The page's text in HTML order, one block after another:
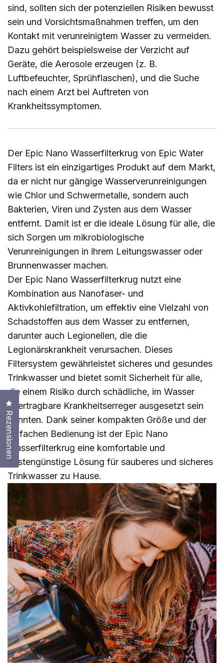
sind, sollten sich der potenziellen Risiken bewusst
sein und Vorsichtsmaßnahmen treffen, um den
Kontakt mit verunreinigtem Wasser zu vermeiden.
Dazu gehört beispielsweise der Verzicht auf
Geräte, die Aerosole erzeugen (z. B.
Luftbefeuchter, Sprühflaschen), und die Suche
nach einem Arzt bei Auftreten von
Krankheitssymptomen.
Der Epic Nano Wasserfilterkrug von Epic Water
Filters ist ein einzigartiges Produkt auf dem Markt,
da er nicht nur gängige Wasserverunreinigungen
wie Chlor und Schwermetalle, sondern auch
Bakterien, Viren und Zysten aus dem Wasser
entfernt. Damit ist er die ideale Lösung für alle, die
sich Sorgen um mikrobiologische
Verunreinigungen in ihrem Leitungswasser oder
Brunnenwasser machen.
Der Epic Nano Wasserfilterkrug nutzt eine
Kombination aus Nanofaser- und
Aktivkohlefiltration, um effektiv eine Vielzahl von
Schadstoffen aus dem Wasser zu entfernen,
darunter auch Legionellen, die die
Legionärskrankheit verursachen. Dieses
Filtersystem gewährleistet sicheres und gesundes
Trinkwasser und bietet somit Sicherheit für alle,
die einem Risiko durch schädliche, im Wasser
übertragbare Krankheitserreger ausgesetzt sein
könnten. Dank seiner kompakten Größe und der
einfachen Bedienung ist der Epic Nano
Wasserfilterkrug eine komfortable und
kostengünstige Lösung für sauberes und sicheres
Trinkwasser zu Hause.
Rezensionen
Klicken Sie, um den Bewertungsdialog zu öffnen